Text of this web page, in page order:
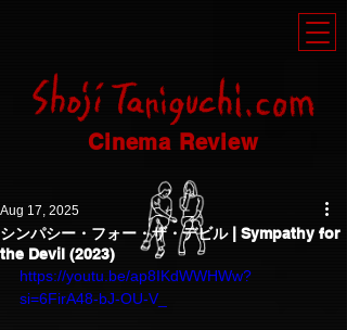
Cinema Review
シンパシー・フォー・ザ・デビル | Sympathy for
the Devil (2023)
Aug 17, 2025
https://youtu.be/ap8IKdWWHWw?
si=6FirA48-bJ-OU-V_